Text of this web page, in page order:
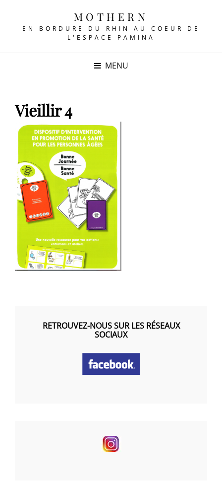
MOTHERN
EN BORDURE DU RHIN AU COEUR DE
L'ESPACE PAMINA
MENU
Vieillir 4
RETROUVEZ-NOUS SUR LES RÉSEAUX
SOCIAUX